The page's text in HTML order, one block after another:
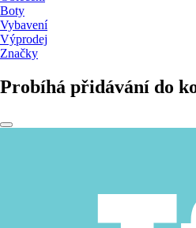
Boty
Vybavení
Výprodej
Značky
Probíhá přidávání do